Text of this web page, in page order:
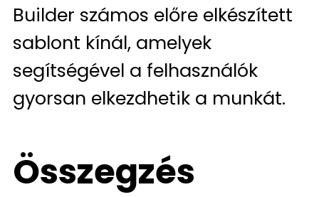
Builder számos előre elkészített
sablont kínál, amelyek
segítségével a felhasználók
gyorsan elkezdhetik a munkát.
Összegzés